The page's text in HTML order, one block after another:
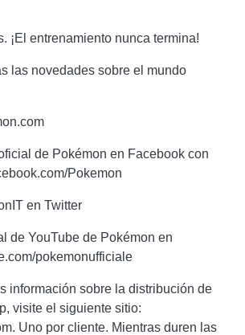
¡El entrenamiento nunca termina!
las novedades sobre el mundo
de Pokémon en Facebook con
Pokemon
en Twitter
de YouTube de Pokémon en
pokemonufficiale
información sobre la distribución de
visite el siguiente sitio:
Uno por cliente. Mientras duren las